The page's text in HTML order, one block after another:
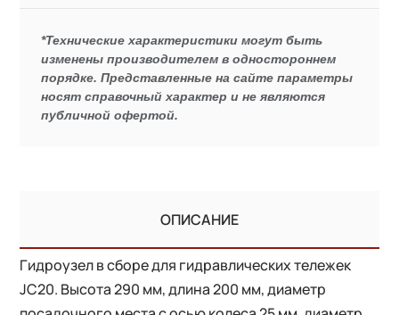
*Технические характеристики могут быть
изменены производителем в одностороннем
порядке. Представленные на сайте параметры
носят справочный характер и не являются
публичной офертой.
ОПИСАНИЕ
Гидроузел в сборе для гидравлических тележек
JC20. Высота 290 мм, длина 200 мм, диаметр